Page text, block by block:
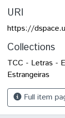
URI
https://
Collections
TCC - Letras -
Estrangeiras
Full item